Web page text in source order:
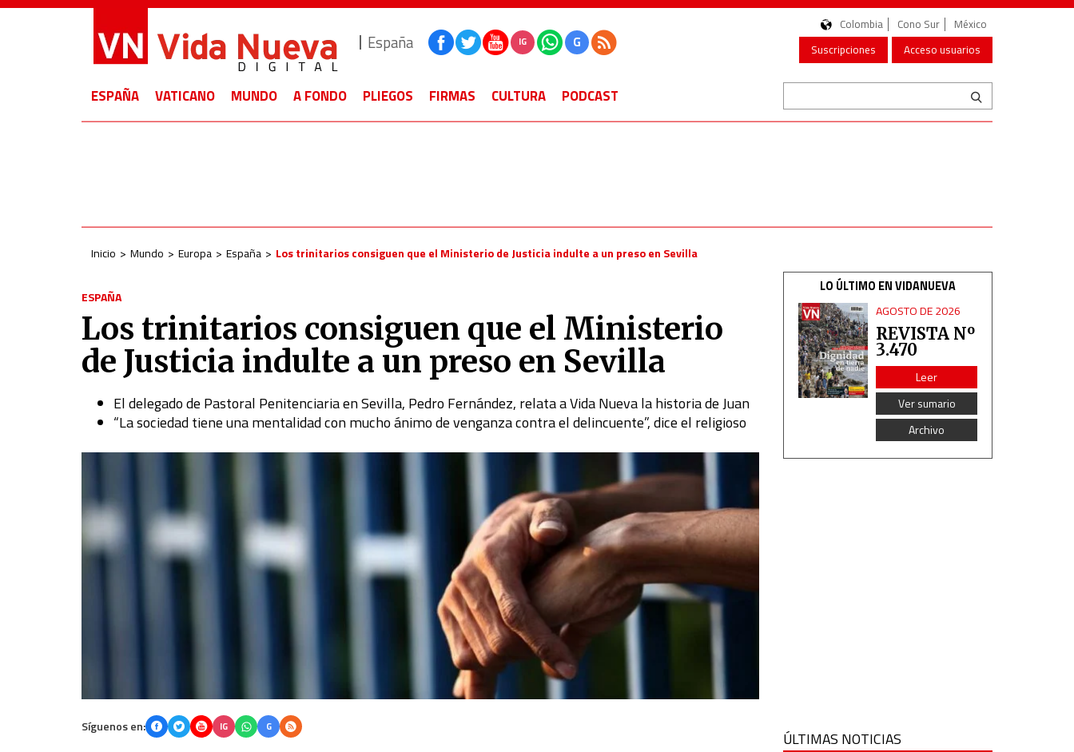
España IG G
Colombia Cono Sur
México
Suscripciones
Acceso usuarios
ESPAÑA VATICANO MUNDO A FONDO PLIEGOS FIRMAS CULTURA PODCAST
Inicio Mundo Europa España Los trinitarios consiguen que el Ministerio de Justicia indulte a un preso en Sevilla
ESPAÑA
Los trinitarios consiguen que el Ministerio
de Justicia indulte a un preso en Sevilla
El delegado de Pastoral Penitenciaria en Sevilla, Pedro Fernández, relata a Vida Nueva la historia de Juan
“La sociedad tiene una mentalidad con mucho ánimo de venganza contra el delincuente”, dice el religioso
Síguenos en: IG G
LO ÚLTIMO EN VIDANUEVA
AGOSTO DE 2026
REVISTA Nº
3.470
Leer
Ver sumario
Archivo
ÚLTIMAS NOTICIAS